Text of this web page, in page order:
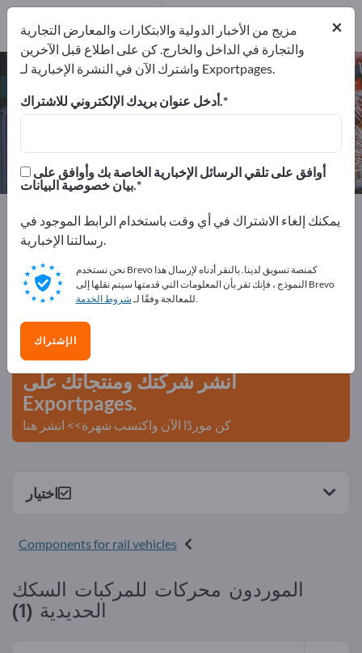
محركات للمركبات السكك الحديدية –
اعثر على الشركات المصنعة والموردين
من
1
Exportpages آلات ومعدات
تكنولوجيا السكك الحديدية
Components for rail vehicles
أعلن مجانًا على Exportpages!
الاحتياجات – العروض – السلع المستعملة – جهات الاتصال
التجارية >> ابدأ من هنا
انشر شركتك ومنتجاتك على
Exportpages.
كن موردًا الآن واكتسب شهرة>> انشر هنا
اختيار
Components for rail vehicles
الموردون محركات للمركبات السكك
الحديدية (1)
×
مزيج من الأخبار الدولية والابتكارات والمعارض التجارية
والتجارة في الداخل والخارج. كن على اطلاع قبل الآخرين
واشترك الآن في النشرة الإخبارية لـ Exportpages.
أدخل عنوان بريدك الإلكتروني للاشتراك.
بيان خصوصية البيانات.
يمكنك إلغاء الاشتراك في أي وقت باستخدام الرابط الموجود في
رسالتنا الإخبارية.
نحن نستخدم Brevo كمنصة تسويق لدينا. بالنقر أدناه لإرسال هذا
النموذج ، فإنك تقر بأن المعلومات التي قدمتها سيتم نقلها إلى Brevo
للمعالجة وفقًا لـشروط الخدمة .
الإشتراك